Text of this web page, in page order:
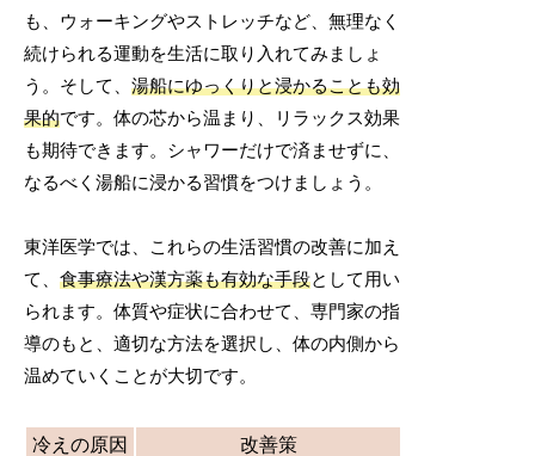
も、ウォーキングやストレッチなど、無理なく
続けられる運動を生活に取り入れてみましょ
う。そして、湯船にゆっくりと浸かることも効
果的です。体の芯から温まり、リラックス効果
も期待できます。シャワーだけで済ませずに、
なるべく湯船に浸かる習慣をつけましょう。
東洋医学では、これらの生活習慣の改善に加え
て、食事療法や漢方薬も有効な手段として用い
られます。体質や症状に合わせて、専門家の指
導のもと、適切な方法を選択し、体の内側から
温めていくことが大切です。
冷えの原因 改善策